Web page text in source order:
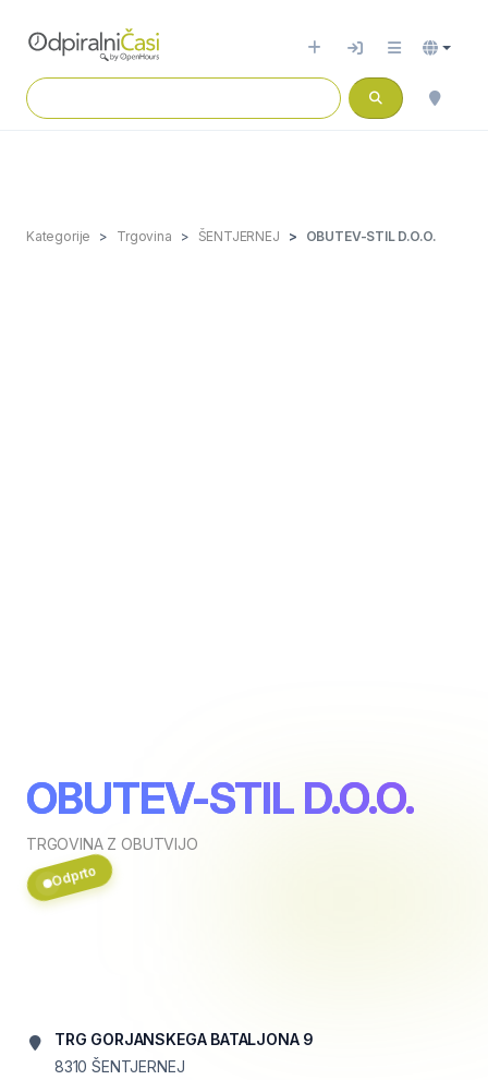
Kategorije Trgovina ŠENTJERNEJ OBUTEV-STIL D.O.O.
OBUTEV-STIL D.O.O.
TRGOVINA Z OBUTVIJO
Odprto
TRG GORJANSKEGA BATALJONA 9
8310 ŠENTJERNEJ